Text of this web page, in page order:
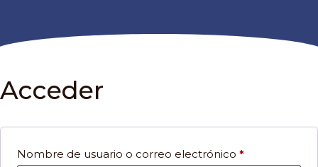
Acceder
Nombre de usuario o correo electrónico *